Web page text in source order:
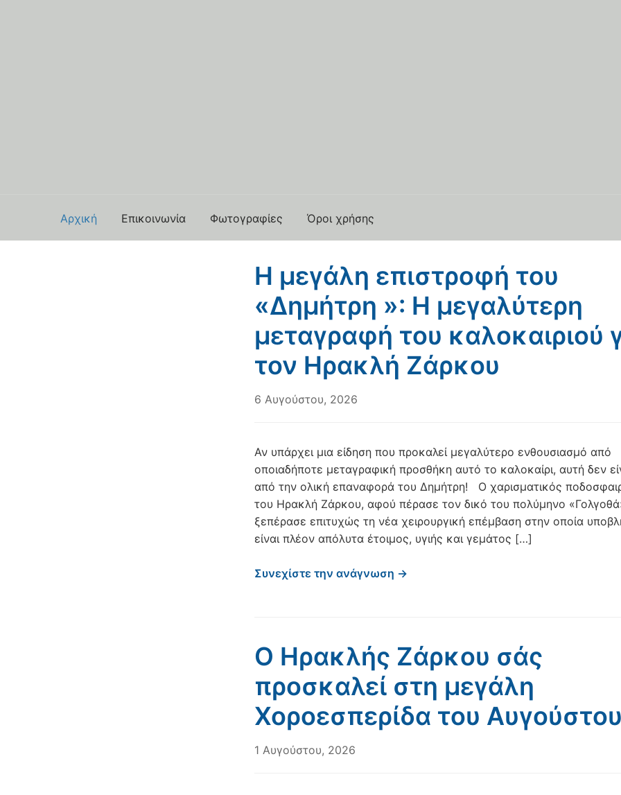
Αρχική Επικοινωνία Φωτογραφίες Όροι χρήσης
Η μεγάλη επιστροφή του
«Δημήτρη »: Η μεγαλύτερη
μεταγραφή του καλοκαιριού
τον Ηρακλή Ζάρκου
6 Αυγούστου, 2026
Αν υπάρχει μια είδηση που προκαλεί μεγαλύτερο ενθουσιασμό από
οποιαδήποτε μεταγραφική προσθήκη αυτό το καλοκαίρι, αυτή δεν
από την ολική επαναφορά του Δημήτρη! Ο χαρισματικός
του Ηρακλή Ζάρκου, αφού πέρασε τον δικό του πολύμηνο
ξεπέρασε επιτυχώς τη νέα χειρουργική επέμβαση στην οποία
είναι πλέον απόλυτα έτοιμος, υγιής και γεμάτος […]
Συνεχίστε την ανάγνωση →
Ο Ηρακλής Ζάρκου σάς
προσκαλεί στη μεγάλη
Χοροεσπερίδα του
1 Αυγούστου, 2026